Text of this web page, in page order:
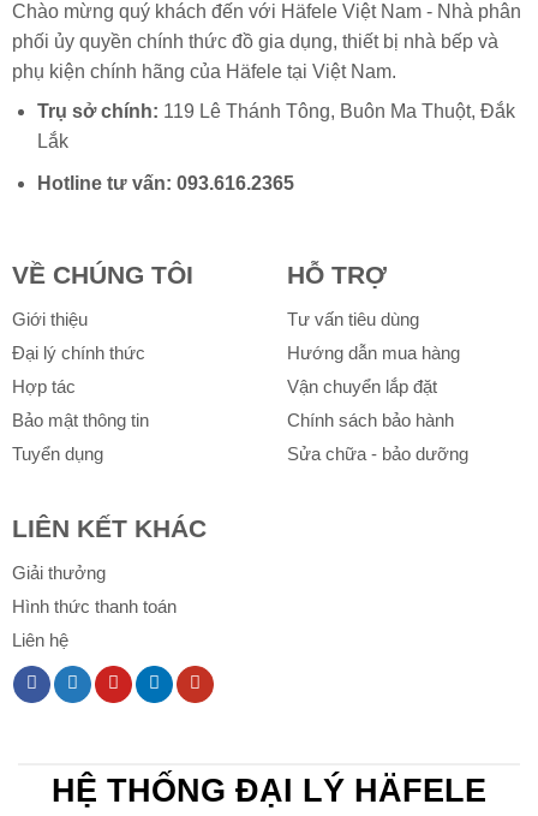
Chào mừng quý khách đến với Häfele Việt Nam - Nhà phân
phối ủy quyền chính thức đồ gia dụng, thiết bị nhà bếp và
phụ kiện chính hãng của Häfeletại Việt Nam.
Trụ sở chính: 119 Lê Thánh Tông, Buôn Ma Thuột, Đắk
Lắk
Hotline tư vấn: 093.616.2365
VỀ CHÚNG TÔI
Giới thiệu
Đại lý chính thức
Hợp tác
Bảo mật thông tin
Tuyển dụng
HỖ TRỢ
Tư vấn tiêu dùng
Hướng dẫn mua hàng
Vận chuyển lắp đặt
Chính sách bảo hành
Sửa chữa - bảo dưỡng
LIÊN KẾT KHÁC
Giải thưởng
Hình thức thanh toán
Liên hệ
HỆ THỐNG ĐẠI LÝ HÄFELE